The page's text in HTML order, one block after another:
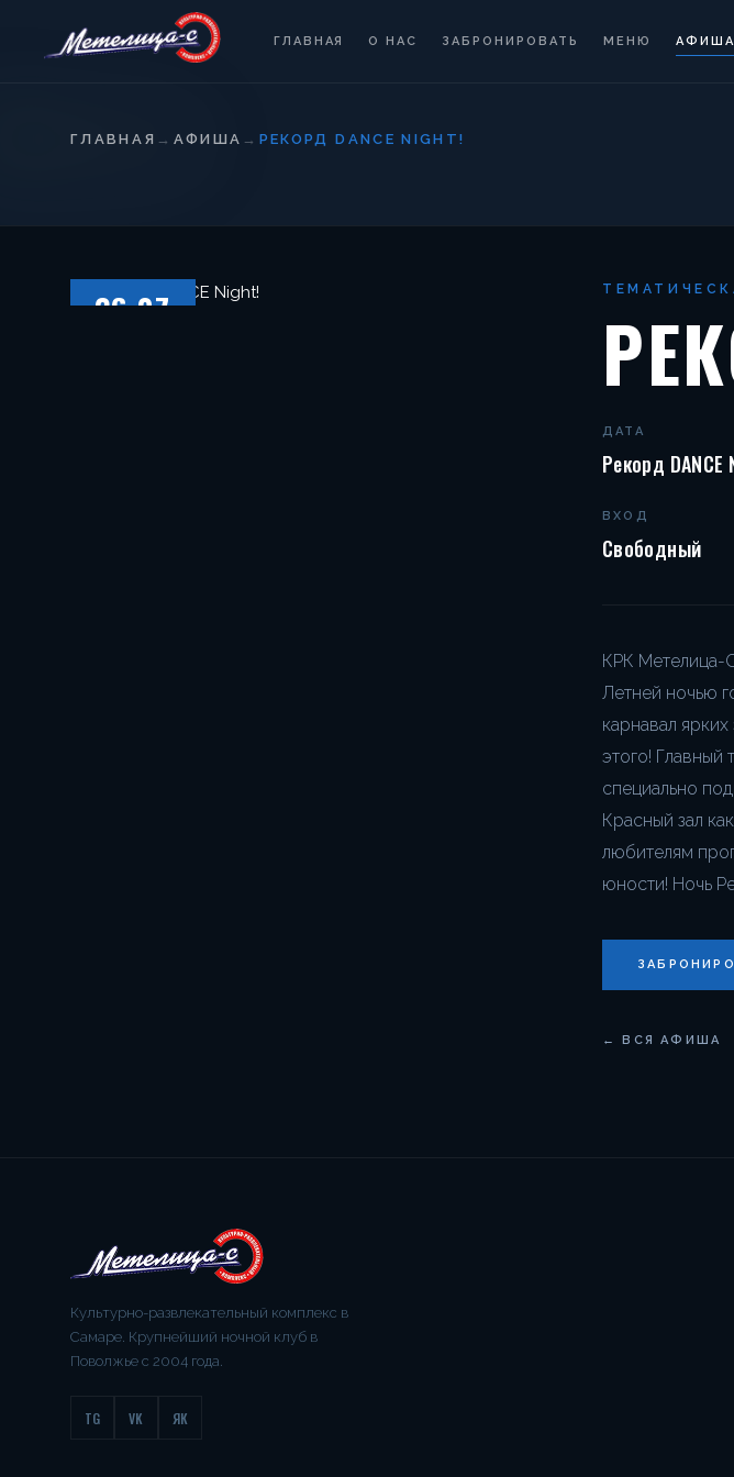
ГЛАВНАЯ О НАС ЗАБРОНИРОВАТЬ МЕНЮ АФИША
ГЛАВНАЯ → АФИША → РЕКОРД DANCE NIGHT!
26.07
ДАТА
Рекорд DANCE
ВХОД
Свободный
КРК Метелица-
Летней ночью
карнавал
этого!
специально
Красный зал
любителям
юности! Ночь
← ВСЯ АФИША
Культурно-развлекательный комплекс в
Самаре. Крупнейший ночной клуб в
Поволжье с 2004 года.
TG VK ЯК